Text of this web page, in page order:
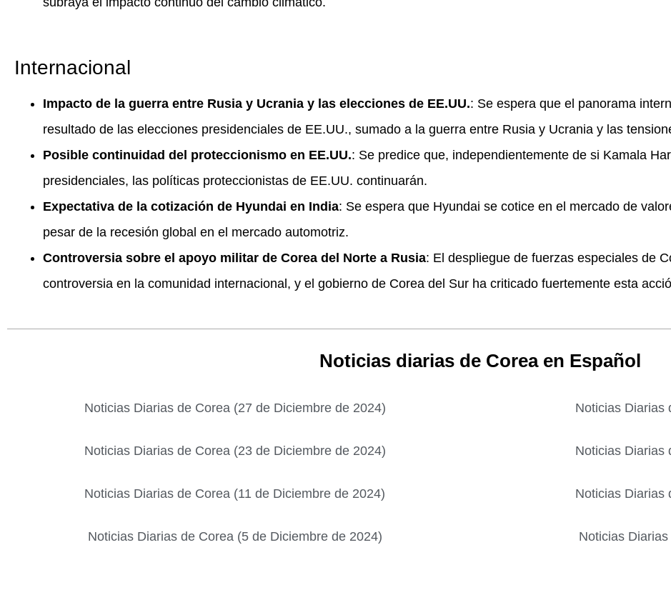
Internacional
Impacto de la guerra entre Rusia y Ucrania y las elecciones de EE.UU.: Se espera que el panorama
resultado de las elecciones presidenciales de EE.UU., sumado a la guerra entre Rusia y Ucrania y las
Posible continuidad del proteccionismo en EE.UU.: Se predice que, independientemente de si Kamala
presidenciales, las políticas proteccionistas de EE.UU. continuarán.
Expectativa de la cotización de Hyundai en India: Se espera que Hyundai se cotice en el mercado de
pesar de la recesión global en el mercado automotriz.
Controversia sobre el apoyo militar de Corea del Norte a Rusia: El despliegue de fuerzas especiales de
controversia en la comunidad internacional, y el gobierno de Corea del Sur ha criticado fuertemente esta
Noticias diarias de Corea en Español
Noticias Diarias de Corea (27 de Diciembre de 2024) Noticias Diarias
Noticias Diarias de Corea (23 de Diciembre de 2024) Noticias Diarias
Noticias Diarias de Corea (11 de Diciembre de 2024) Noticias Diarias
Noticias Diarias de Corea (5 de Diciembre de 2024) Noticias